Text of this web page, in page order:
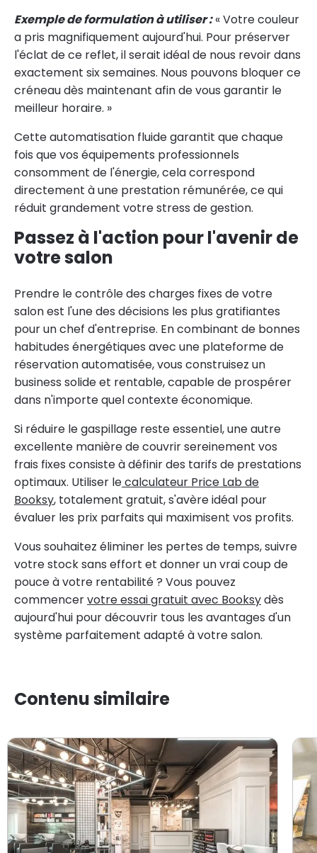
Exemple de formulation à utiliser :« Votre couleur
a pris magnifiquement aujourd'hui. Pour préserver
l'éclat de ce reflet, il serait idéal de nous revoir dans
exactement six semaines. Nous pouvons bloquer ce
créneau dès maintenant afin de vous garantir le
meilleur horaire. »
Cette automatisation fluide garantit que chaque
fois que vos équipements professionnels
consomment de l'énergie, cela correspond
directement à une prestation rémunérée, ce qui
réduit grandement votre stress de gestion.
Passez à l'action pour l'avenir de
votre salon
Prendre le contrôle des charges fixes de votre
salon est l'une des décisions les plus gratifiantes
pour un chef d'entreprise. En combinant de bonnes
habitudes énergétiques avec une plateforme de
réservation automatisée, vous construisez un
business solide et rentable, capable de prospérer
dans n'importe quel contexte économique.
Si réduire le gaspillage reste essentiel, une autre
excellente manière de couvrir sereinement vos
frais fixes consiste à définir des tarifs de prestations
optimaux. Utiliser lecalculateur Price Lab de
Booksy, totalement gratuit, s'avère idéal pour
évaluer les prix parfaits qui maximisent vos profits.
Vous souhaitez éliminer les pertes de temps, suivre
votre stock sans effort et donner un vrai coup de
pouce à votre rentabilité ? Vous pouvez
commencervotre essai gratuit avec Booksydès
aujourd'hui pour découvrir tous les avantages d'un
système parfaitement adapté à votre salon.
Contenu similaire